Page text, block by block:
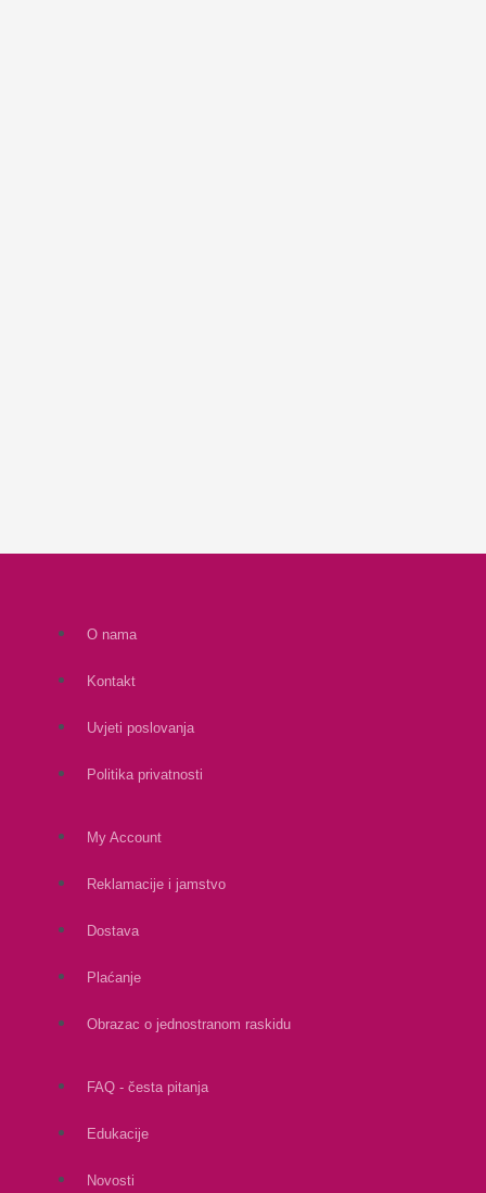
O nama
Kontakt
Uvjeti poslovanja
Politika privatnosti
My Account
Reklamacije i jamstvo
Dostava
Plaćanje
Obrazac o jednostranom raskidu
FAQ - česta pitanja
Edukacije
Novosti